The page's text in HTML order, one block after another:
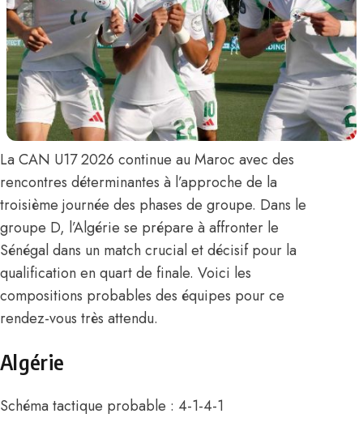
La CAN U17 2026 continue au Maroc avec des
rencontres déterminantes à l’approche de la
troisième journée des phases de groupe. Dans le
groupe D, l’Algérie se prépare à affronter le
Sénégal dans un match crucial et décisif pour la
qualification en quart de finale. Voici les
compositions probables des équipes pour ce
rendez-vous très attendu.
Algérie
Schéma tactique probable : 4-1-4-1